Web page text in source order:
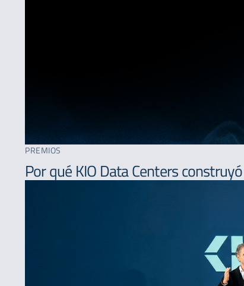
PREMIOS
Por qué KIO Data Centers